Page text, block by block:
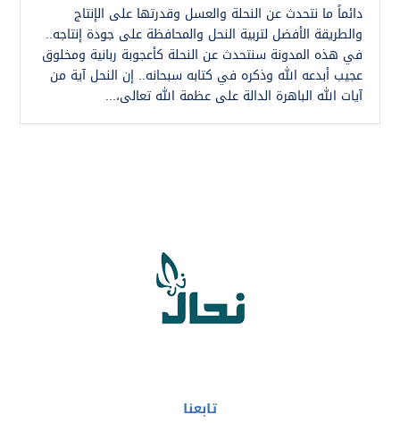
دائماً ما نتحدث عن النحلة والعسل وقدرتها على الإنتاج
والطريقة الأفضل لتربية النحل والمحافظة على جودة إنتاجه..
في هذه المدونة سنتحدث عن النحلة كأعجوبة ربانية ومخلوق
عجيب أبدعه الله وذكره في كتابه سبحانه.. إن النحل آية من
آيات الله الباهرة الدالة على عظمة الله تعالى،...
تابعنا